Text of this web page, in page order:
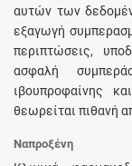
αυτών των
εξαγωγή
περιπτώσεις,
ασφαλή
ιβουπροφαίνης
θεωρείται πιθανή
Ναπροξένη